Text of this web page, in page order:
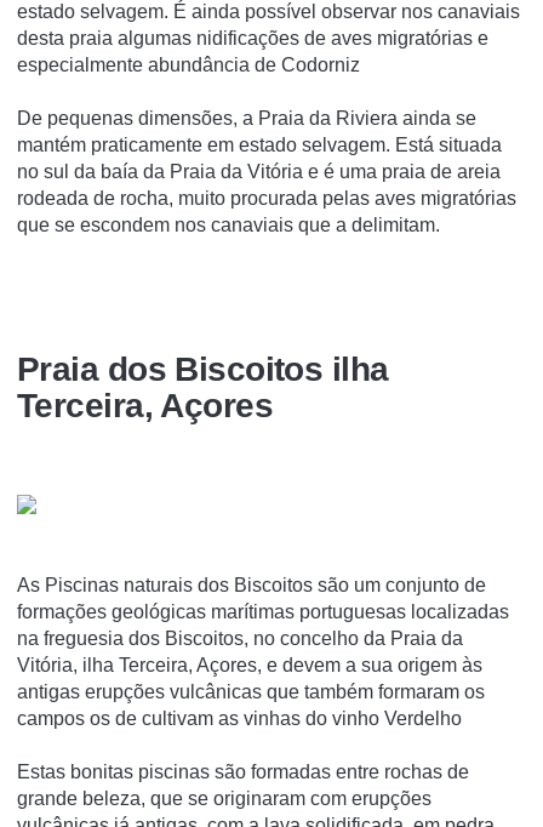
estado selvagem. É ainda possí­vel observar nos canaviais
desta praia algumas nidificações de aves migratórias e
especialmente abundância de Codorniz
De pequenas dimensões, a Praia da Riviera ainda se
mantém praticamente em estado selvagem. Está situada
no sul da baía da Praia da Vitória e é uma praia de areia
rodeada de rocha, muito procurada pelas aves migratórias
que se escondem nos canaviais que a delimitam.
Praia dos Biscoitos ilha
Terceira, Açores
As Piscinas naturais dos Biscoitos são um conjunto de
formações geológicas marítimas portuguesas localizadas
na freguesia dos Biscoitos, no concelho da Praia da
Vitória, ilha Terceira, Açores, e devem a sua origem às
antigas erupções vulcânicas que também formaram os
campos os de cultivam as vinhas do vinho Verdelho
Estas bonitas piscinas são formadas entre rochas de
grande beleza, que se originaram com erupções